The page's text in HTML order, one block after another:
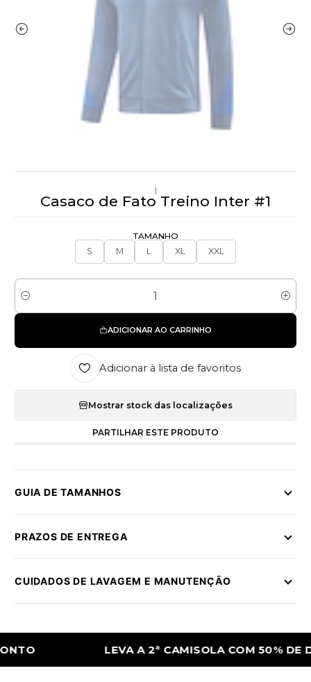
|
Casaco de Fato Treino Inter #1
TAMANHO
S
M L XL XXL
Quantidade
ADICIONAR AO CARRINHO
Adicionar à lista de favoritos
Mostrar stock das localizações
PARTILHAR ESTE PRODUTO
GUIA DE TAMANHOS
PRAZOS DE ENTREGA
CUIDADOS DE LAVAGEM E MANUTENÇÃO
LEVA A 2ª CAMISOLA COM 50% DE